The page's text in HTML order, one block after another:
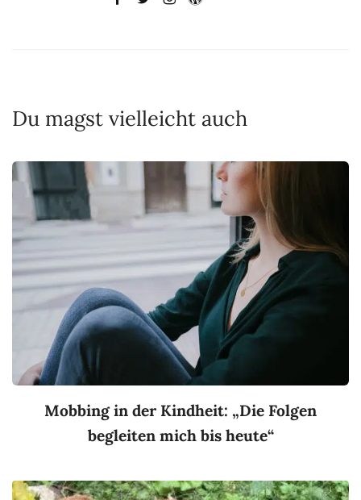
Du magst vielleicht auch
Mobbing in der Kindheit: „Die Folgen
begleiten mich bis heute“